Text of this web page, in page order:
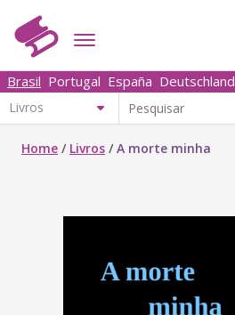
Brasil Portugal España Deutschland
Home / Livros /A morte minha